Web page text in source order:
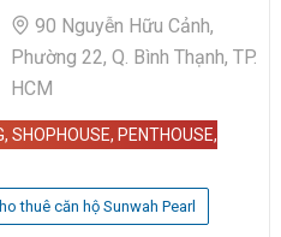
90 Nguyễn Hữu Cảnh,
Phường 22, Q. Bình Thạnh, TP.
HCM
SHOPHOUSE, PENTHOUSE,
thuê căn hộ Sunwah Pearl